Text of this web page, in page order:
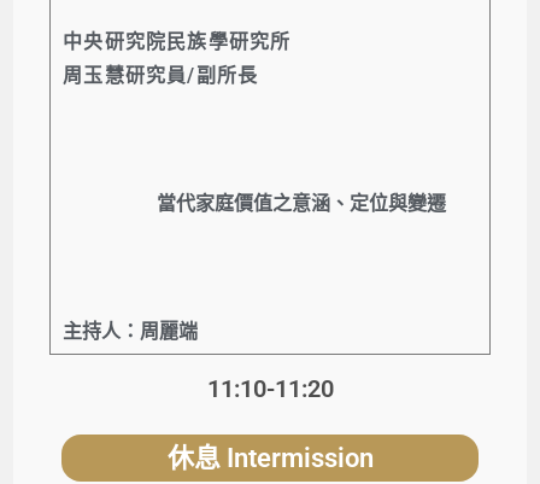
中央研究院民族學研究所
周玉慧研究員/副所長
當代家庭價值之意涵、定位與變遷
主持人：周麗端
11:10-11:20
休息 Intermission